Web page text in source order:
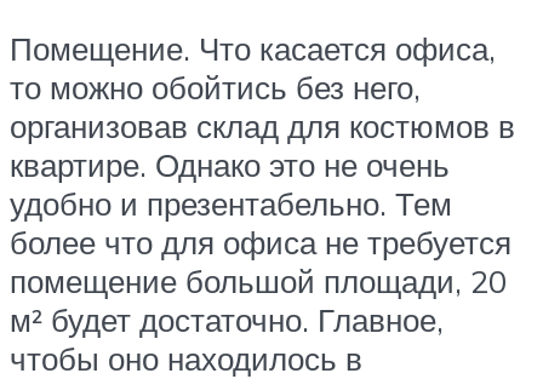
Помещение. Что касается офиса,
то можно обойтись без него,
организовав склад для костюмов в
квартире. Однако это не очень
удобно и презентабельно. Тем
более что для офиса не требуется
помещение большой площади, 20
м² будет достаточно. Главное,
чтобы оно находилось в